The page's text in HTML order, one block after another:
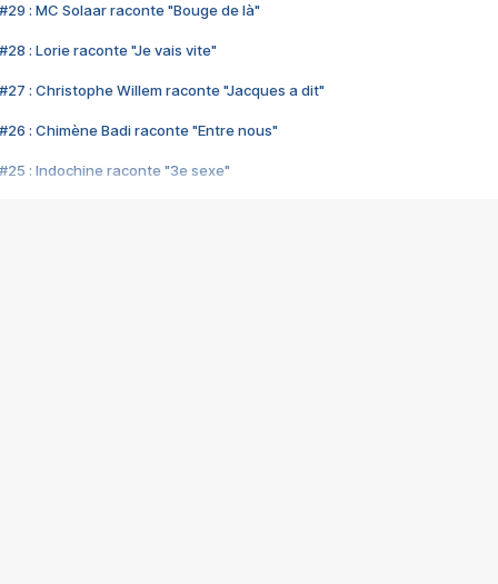
#29 : MC Solaar raconte "Bouge de là"
#28 : Lorie raconte "Je vais vite"
#27 : Christophe Willem raconte "Jacques a dit"
#26 : Chimène Badi raconte "Entre nous"
#25 : Indochine raconte "3e sexe"